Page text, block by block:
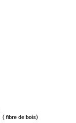
( fibre de bois)